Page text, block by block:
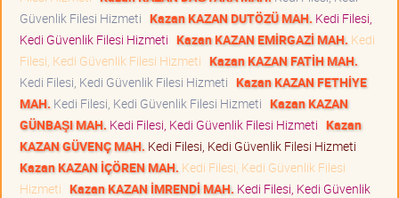
Güvenlik Filesi Hizmeti Kazan KAZAN DUTÖZÜ MAH. Kedi Filesi,
Kedi Güvenlik Filesi Hizmeti Kazan KAZAN EMİRGAZİ MAH. Kedi
Filesi, Kedi Güvenlik Filesi Hizmeti Kazan KAZAN FATİH MAH.
Kedi Filesi, Kedi Güvenlik Filesi Hizmeti Kazan KAZAN FETHİYE
MAH. Kedi Filesi, Kedi Güvenlik Filesi Hizmeti Kazan KAZAN
GÜNBAŞI MAH. Kedi Filesi, Kedi Güvenlik Filesi Hizmeti Kazan
KAZAN GÜVENÇ MAH. Kedi Filesi, Kedi Güvenlik Filesi Hizmeti
Kazan KAZAN İÇÖREN MAH. Kedi Filesi, Kedi Güvenlik Filesi
Hizmeti Kazan KAZAN İMRENDİ MAH. Kedi Filesi, Kedi Güvenlik